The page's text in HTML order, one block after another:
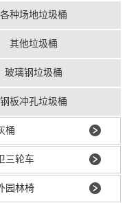
各种场地垃圾桶
其他垃圾桶
玻璃钢垃圾桶
钢板冲孔垃圾桶
桶
三轮车
园林椅